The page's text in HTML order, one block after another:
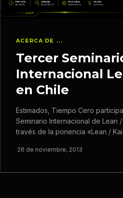
ACERCA DE ...
Tercer
Internacional
en Chile
Estimados, Tiempo Cero
Seminario Internacional de Lean
través de la ponencia «Lean /
·26 de noviembre, 2013